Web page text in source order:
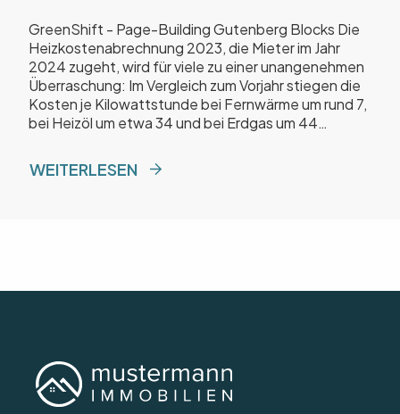
GreenShift - Page-Building Gutenberg Blocks Die
Heizkostenabrechnung 2023, die Mieter im Jahr
2024 zugeht, wird für viele zu einer unangenehmen
Überraschung: Im Vergleich zum Vorjahr stiegen die
Kosten je Kilowattstunde bei Fernwärme um rund 7,
bei Heizöl um etwa 34 und bei Erdgas um 44
WEITERLESEN